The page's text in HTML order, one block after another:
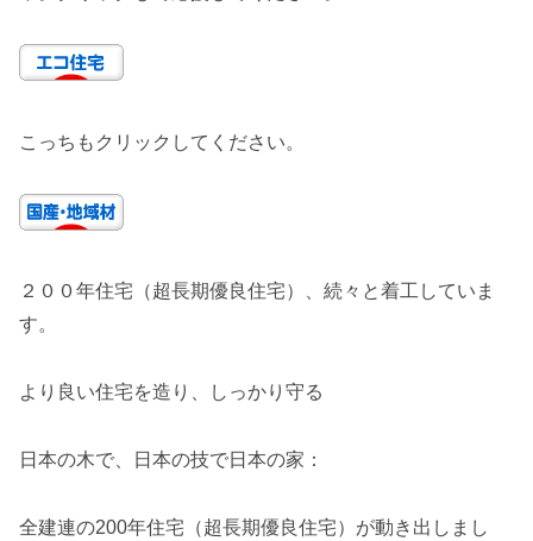
こっちもクリックしてください。
２００年住宅（超長期優良住宅）、続々と着工していま
す。
より良い住宅を造り、しっかり守る
日本の木で、日本の技で日本の家：
全建連の200年住宅（超長期優良住宅）が動き出しまし